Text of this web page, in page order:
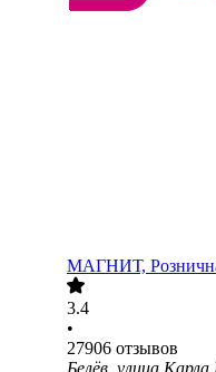
МАГНИТ,
3.4
•
27906 отзывов